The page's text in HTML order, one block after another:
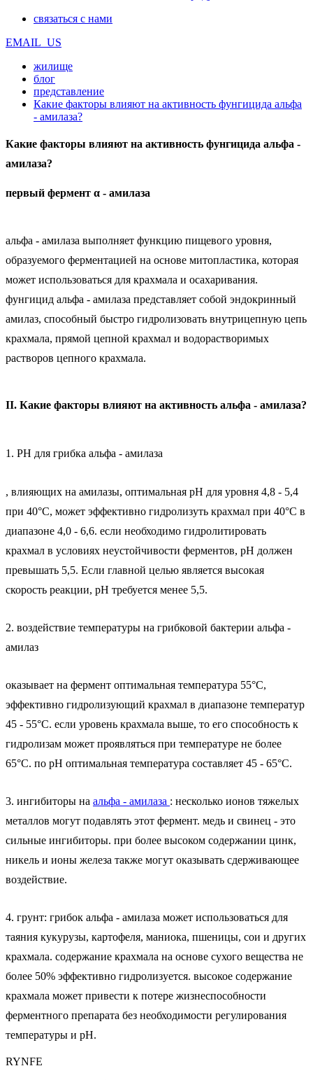
связаться с нами
EMAIL_US
жилище
блог
представление
Какие факторы влияют на активность фунгицида альфа
- амилаза?
Какие факторы влияют на активность фунгицида альфа -
амилаза?
первый фермент α - амилаза
альфа - амилаза выполняет функцию пищевого уровня,
образуемого ферментацией на основе митопластика, которая
может использоваться для крахмала и осахаривания.
фунгицид альфа - амилаза представляет собой эндокринный
амилаз, способный быстро гидролизовать внутрицепную цепь
крахмала, прямой цепной крахмал и водорастворимых
растворов цепного крахмала.
II. Какие факторы влияют на активность альфа - амилаза?
1. PH для грибка альфа - амилаза
, влияющих на амилазы, оптимальная pH для уровня 4,8 - 5,4
при 40°C, может эффективно гидролизуть крахмал при 40°C в
диапазоне 4,0 - 6,6. если необходимо гидролитировать
крахмал в условиях неустойчивости ферментов, pH должен
превышать 5,5. Если главной целью является высокая
скорость реакции, pH требуется менее 5,5.
2. воздействие температуры на грибковой бактерии альфа -
амилаз
оказывает на фермент оптимальная температура 55°C,
эффективно гидролизующий крахмал в диапазоне температур
45 - 55°C. если уровень крахмала выше, то его способность к
гидролизам может проявляться при температуре не более
65°C. по pH оптимальная температура составляет 45 - 65°C.
3. ингибиторы на альфа - амилаза : несколько ионов тяжелых
металлов могут подавлять этот фермент. медь и свинец - это
сильные ингибиторы. при более высоком содержании цинк,
никель и ионы железа также могут оказывать сдерживающее
воздействие.
4. грунт: грибок альфа - амилаза может использоваться для
таяния кукурузы, картофеля, маниока, пшеницы, сои и других
крахмала. содержание крахмала на основе сухого вещества не
более 50% эффективно гидролизуется. высокое содержание
крахмала может привести к потере жизнеспособности
ферментного препарата без необходимости регулирования
температуры и pH.
RYNFE